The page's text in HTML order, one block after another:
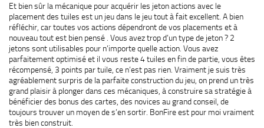
Et bien sûr la mécanique pour acquérir les jeton actions avec le
placement des tuiles est un jeu dans le jeu tout à fait excellent. A bien
réfléchir, car toutes vos actions dépendront de vos placements et à
nouveau tout est bien pensé . Vous avez trop d’un type de jeton ? 2
jetons sont utilisables pour n’importe quelle action. Vous avez
parfaitement optimisé et il vous reste 4 tuiles en fin de partie, vous êtes
récompensé, 3 points par tuile, ce n’est pas rien. Vraiment je suis très
agréablement surpris de la parfaite construction du jeu, on prend un très
grand plaisir à plonger dans ces mécaniques, à construire sa stratégie à
bénéficier des bonus des cartes, des novices au grand conseil, de
toujours trouver un moyen de s’en sortir. BonFire est pour moi vraiment
très bien construit.